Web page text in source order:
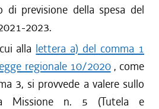
di previsione della spesa del
2023.
alla lettera a) del comma 1
regionale 10/2020, come
3, si provvede a valere sullo
Missione n. 5 (Tutela e